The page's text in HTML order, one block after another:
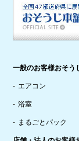
一般のお客様おそう
エアコン
浴室
まるごとパック